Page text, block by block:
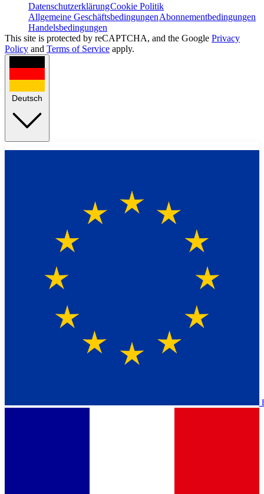
DatenschutzerklärungCookie Politik
Allgemeine GeschäftsbedingungenAbonnementbedingungen
Handelsbedingungen
This site is protected by reCAPTCHA, and the Google Privacy
Policy and Terms of Service apply.
Deutsch